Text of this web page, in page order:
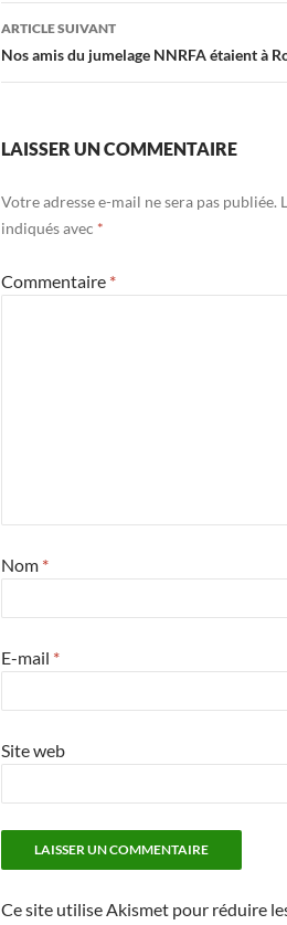
articles
ARTICLE SUIVANT
Nos amis du jumelage NNRFA étaient à
LAISSER UN COMMENTAIRE
Votre adresse e-mail ne sera pas publiée.
indiqués avec *
Commentaire *
Nom *
E-mail *
Site web
Ce site utilise Akismet pour réduire